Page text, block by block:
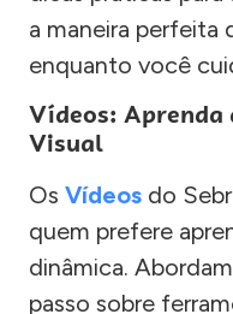
a maneira perfeita
enquanto você
Vídeos: Aprenda
Visual
Os Vídeos do
quem prefere
dinâmica.
passo sobre